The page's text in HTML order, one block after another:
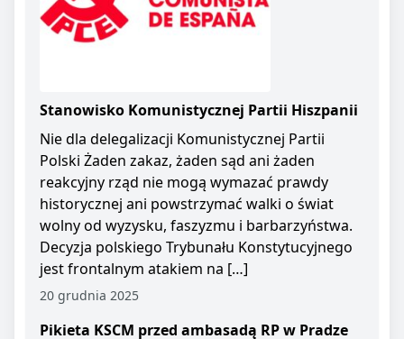
Stanowisko Komunistycznej Partii Hiszpanii
Nie dla delegalizacji Komunistycznej Partii
Polski Żaden zakaz, żaden sąd ani żaden
reakcyjny rząd nie mogą wymazać prawdy
historycznej ani powstrzymać walki o świat
wolny od wyzysku, faszyzmu i barbarzyństwa.
Decyzja polskiego Trybunału Konstytucyjnego
jest frontalnym atakiem na […]
20 grudnia 2025
Pikieta KSCM przed ambasadą RP w Pradze